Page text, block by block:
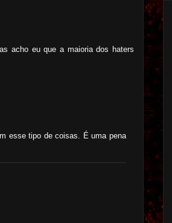
acho eu que a maioria dos haters
esse tipo de coisas. É uma pena